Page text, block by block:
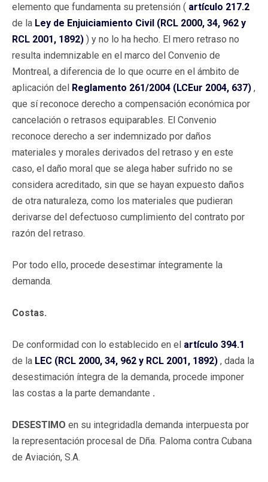
elemento que fundamenta su pretensión ( artículo 217.2
de la Ley de Enjuiciamiento Civil (RCL 2000, 34, 962 y
RCL 2001, 1892) ) y no lo ha hecho. El mero retraso no
resulta indemnizable en el marco del Convenio de
Montreal, a diferencia de lo que ocurre en el ámbito de
aplicación del Reglamento 261/2004 (LCEur 2004, 637) ,
que sí reconoce derecho a compensación económica por
cancelación o retrasos equiparables. El Convenio
reconoce derecho a ser indemnizado por daños
materiales y morales derivados del retraso y en este
caso, el daño moral que se alega haber sufrido no se
considera acreditado, sin que se hayan expuesto daños
de otra naturaleza, como los materiales que pudieran
derivarse del defectuoso cumplimiento del contrato por
razón del retraso.
Por todo ello, procede desestimar íntegramente la
demanda.
Costas.
De conformidad con lo establecido en el artículo 394.1
de la LEC (RCL 2000, 34, 962 y RCL 2001, 1892) , dada la
desestimación íntegra de la demanda, procede imponer
las costas a la parte demandante .
DESESTIMO en su integridadla demanda interpuesta por
la representación procesal de Dña. Paloma contra Cubana
de Aviación, S.A.